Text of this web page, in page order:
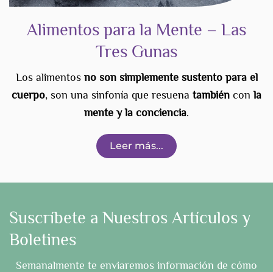
Alimentos para la Mente – Las
Tres Gunas
Los alimentos no son simplemente sustento para el
cuerpo, son una sinfonía que resuena también conla
mente y la conciencia.
Leer más...
Suscríbete a Nuestros Artículos y
Boletines
Semanalmente te enviaremos información de cómo